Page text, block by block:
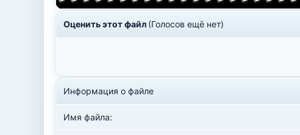
Оценить этот файл (Голосов ещё нет)
Информация о файле
Имя файла: